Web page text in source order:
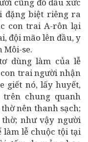
đặng biệt riêng ra
con trai A-rôn lại
đội mão lên đầu, y
Môi-se.
dùng làm của lễ
trai người nhận
giết nó, lấy huyết,
chung quanh
nên thanh sạch;
như vậy người
lễ chuộc tội tại